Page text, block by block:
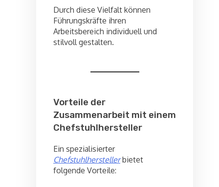
Durch diese Vielfalt können
Führungskräfte ihren
Arbeitsbereich individuell und
stilvoll gestalten.
Vorteile der
Zusammenarbeit mit einem
Chefstuhlhersteller
Ein spezialisierter
Chefstuhlherstellerbietet
folgende Vorteile: